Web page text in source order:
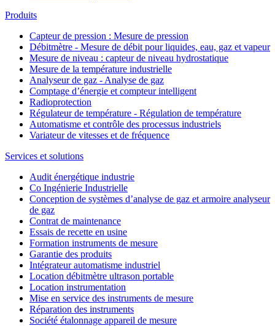
Produits
Capteur de pression : Mesure de pression
Débitmètre - Mesure de débit pour liquides, eau, gaz et vapeur
Mesure de niveau : capteur de niveau hydrostatique
Mesure de la température industrielle
Analyseur de gaz - Analyse de gaz
Comptage d’énergie et compteur intelligent
Radioprotection
Régulateur de température - Régulation de température
Automatisme et contrôle des processus industriels
Variateur de vitesses et de fréquence
Services et solutions
Audit énergétique industrie
Co Ingénierie Industrielle
Conception de systèmes d’analyse de gaz et armoire analyseur
de gaz
Contrat de maintenance
Essais de recette en usine
Formation instruments de mesure
Garantie des produits
Intégrateur automatisme industriel
Location débitmètre ultrason portable
Location instrumentation
Mise en service des instruments de mesure
Réparation des instruments
Société étalonnage appareil de mesure